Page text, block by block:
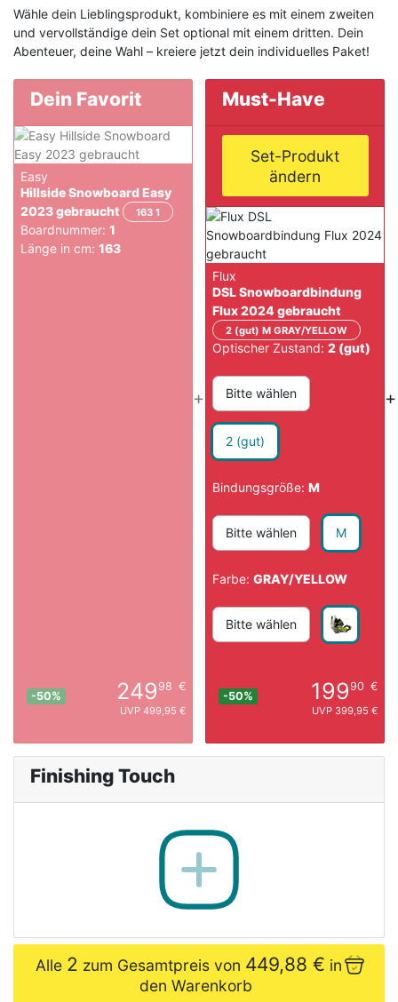
Wähle dein Lieblingsprodukt, kombiniere es mit einem zweiten
und vervollständige dein Set optional mit einem dritten. Dein
Abenteuer, deine Wahl – kreiere jetzt dein individuelles Paket!
Dein Favorit
Easy
Hillside Snowboard Easy
2023 gebraucht
163 1
Boardnummer: 1
Länge in cm: 163
-50% 249 98 €
UVP 499,95 €
+
Must-Have
Set-Produkt
ändern
Flux
DSL Snowboardbindung
Flux 2024 gebraucht
2 (gut) M GRAY/YELLOW
Optischer Zustand: 2 (gut)
Bitte wählen
2 (gut)
Bindungsgröße: M
Bitte wählen M
Farbe: GRAY/YELLOW
Bitte wählen
-50% 19990 €
UVP 399,95 €
+
Finishing Touch
Alle 2 zum Gesamtpreis von 449,88 € in
den Warenkorb